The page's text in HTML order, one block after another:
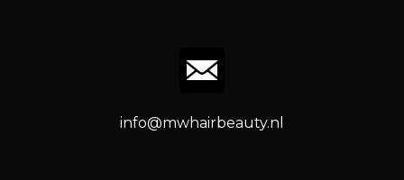
info@mwhairbeauty.nl